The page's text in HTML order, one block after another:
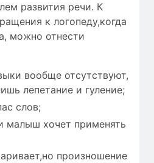
развития речи. К
к логопеду,когда
можно отнести
вообще отсутствуют,
лепетание и гуление;
слов;
малыш хочет применять
произношение